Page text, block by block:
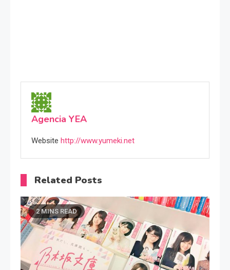
Agencia YEA
Website http://www.yumeki.net
Related Posts
2 MINS READ